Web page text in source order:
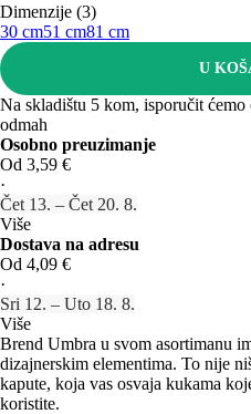
Dimenzije (3)
30 cm51 cm81 cm
U
Na skladištu 5 kom, isporučit ćemo
odmah
Osobno preuzimanje
Od 3,59 €
·
Čet 13. – Čet 20. 8.
Više
Dostava na adresu
Od 4,09 €
·
Sri 12. – Uto 18. 8.
Više
Brend Umbra u svom asortimanu
dizajnerskim elementima. To nije
kapute, koja vas osvaja kukama
koristite.